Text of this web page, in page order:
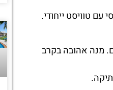
טוויסט ייחודי.
מנה אהובה בקרב